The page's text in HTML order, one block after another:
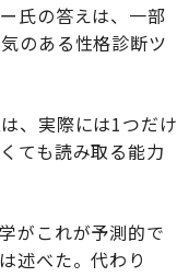
氏の答えは、一部
のある性格診断ツ
、実際には1つだけ
ても読み取る能力
がこれが予測的で
述べた。代わり